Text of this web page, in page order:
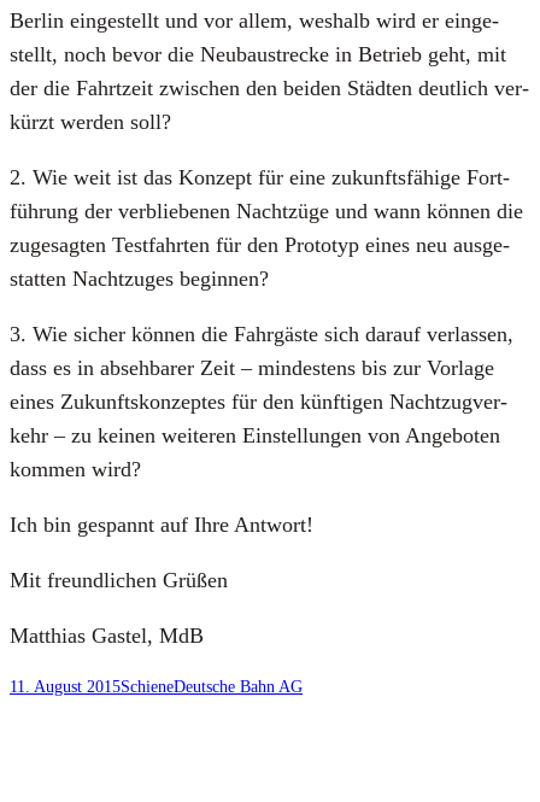
Ber­lin ein­ge­stellt und vor allem, wes­halb wird er ein­ge­
stellt, noch bevor die Neu­bau­stre­cke in Betrieb geht, mit
der die Fahrt­zeit zwi­schen den bei­den Städ­ten deut­lich ver­
kürzt wer­den soll?
2. Wie weit ist das Kon­zept für eine zukunfts­fä­hi­ge Fort­
füh­rung der ver­blie­be­nen Nacht­zü­ge und wann kön­nen die
zuge­sag­ten Test­fahr­ten für den Pro­to­typ eines neu aus­ge­
stat­ten Nacht­zu­ges begin­nen?
3. Wie sicher kön­nen die Fahr­gäs­te sich dar­auf ver­las­sen,
dass es in abseh­ba­rer Zeit – min­des­tens bis zur Vor­la­ge
eines Zukunfts­kon­zep­tes für den künf­ti­gen Nacht­zug­ver­
kehr – zu kei­nen wei­te­ren Ein­stel­lun­gen von Ange­bo­ten
kom­men wird?
Ich bin gespannt auf Ihre Ant­wort!
Mit freund­li­chen Grü­ßen
Mat­thi­as Gastel, MdB
11. August 2015SchieneDeutsche Bahn AG